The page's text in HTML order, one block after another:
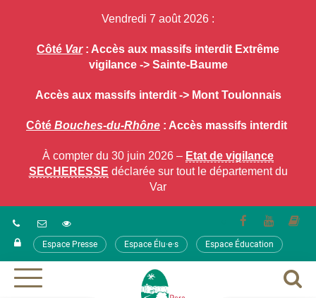
Vendredi 7 août 2026 :
Côté Var: Accès aux massifs interdit Extrême
vigilance -> Sainte-Baume
Accès aux massifs interdit -> Mont Toulonnais
Côté Bouches-du-Rhône : Accès massifs interdit
À compter du 30 juin 2026 – Etat de vigilance
SECHERESSE déclarée sur tout le département du
Var
Lien
le
Facebook
Lien
la
Youtube
Espace Presse Espace Élu·e·s Espace Éducation
Aller
à